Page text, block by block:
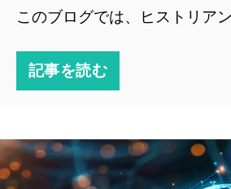
このブログでは、ヒストリア
記事を読む